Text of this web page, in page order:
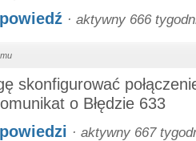
· aktywny 666
skonfigurować
o Błędzie 633
· aktywny 667